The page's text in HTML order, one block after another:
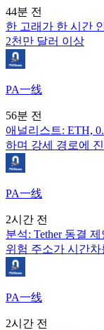
44분 전
한 고래가 한 시간
2천만 달러 이상
PA一线
56분 전
애널리스트: ETH,
하며 강세 경로에
PA一线
2시간 전
분석: Tether 동결
위험 주소가 시간차
PA一线
2시간 전